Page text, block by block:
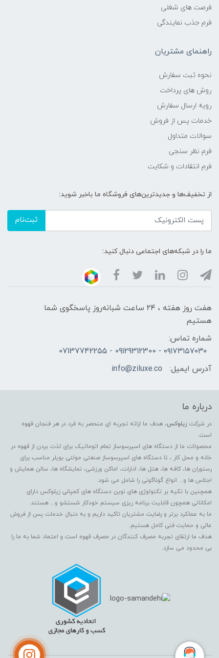
فرصت های شغلی
فرم جذب نمایندگی
راهنمای مشتریان
نحوه ثبت سفارش
روش های پرداخت
رویه ارسال سفارش
خدمات پس از فروش
سوالات متداول
فرم نظر سنجی
فرم انتقادات و شکایت
از تخفیف‌ها و جدیدترین‌های فروشگاه ما باخبر شوید:
ثبت‌نام
ما را در شبکه‌های اجتماعی دنبال کنید:
هفت روز هفته ، ۲۴ ساعت شبانه‌روز پاسخگوی شما
هستیم
شماره تماس:
۰۹۱۷۳۱۵۷۰۳۰ - 09129312300 - 07137742255
آدرس ایمیل:
info@ziluxe.co
درباره ما
در شرکت زیلوکس، هدف ما ارائه تجربه ای منحصر به فرد در هر فنجان قهوه
است.
محصولات ما از دستگاه های اسپرسوساز تمام اتوماتیک برای لذت بردن از قهوه در
خانه و محل کار ، تا دستگاه های اسپرسوساز صنعتی مولتی بویلر مناسب برای
رستوران ها، کافه ها، هتل ها، ادارات، اماکن ورزشی، نمایشگاه ها، سالن همایش و
اجلاس ها و... انواع گوناگونی را شامل می شود.
همچنین با تکیه بر تکنولوژی های نوین دستگاه های کمپانی زیلوکس دارای
امکاناتی همچون قابلیت برنامه ریزی سیستم خودکار شستشو و... هستند.
ما به عملکرد برتر و رضایت مشتریان تاکید داریم و به دنبال خدمات پس از فروش
عالی و حمایت فنی کامل هستیم.
هدف ما ارتقای تجربه مصرف کنندگان در مصرف قهوه است و اعتماد شما به ما را
بی محدود می سازد.